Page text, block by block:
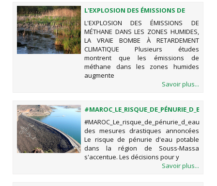
L'EXPLOSION DES ÉMISSIONS DE
MÉTHANE DANS LES ZONES
HUMIDES, LA VRAIE BOMBE À
RETARDEMENT CLIMATIQUE
L'EXPLOSION DES ÉMISSIONS DE
MÉTHANE DANS LES ZONES HUMIDES,
LA VRAIE BOMBE À RETARDEMENT
CLIMATIQUE Plusieurs études
montrent que les émissions de
méthane dans les zones humides
augmente
Savoir plus...
DES MESURES DRASTIQUES
ANNONCÉES
des mesures drastiques annoncées
Le risque de pénurie d'eau potable
dans la région de Souss-Massa
s'accentue. Les décisions pour y
Savoir plus...